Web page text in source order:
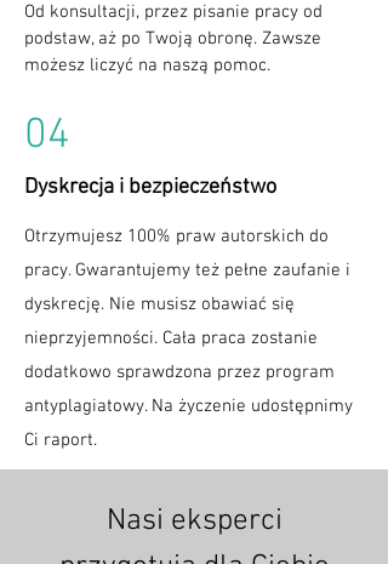
Od konsultacji, przez pisanie pracy od
podstaw, aż po Twoją obronę. Zawsze
możesz liczyć na naszą pomoc.
04
Dyskrecja i bezpieczeństwo
Otrzymujesz 100% praw autorskich do
pracy. Gwarantujemy też pełne zaufanie i
dyskrecję. Nie musisz obawiać się
nieprzyjemności. Cała praca zostanie
dodatkowo sprawdzona przez program
antyplagiatowy. Na życzenie udostępnimy
Ci raport.
Nasi eksperci